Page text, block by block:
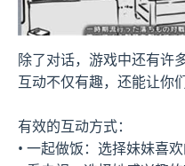
除了对话，游戏中还有许
互动不仅有趣，还能让你
有效的互动方式：
• 一起做饭：选择妹妹喜